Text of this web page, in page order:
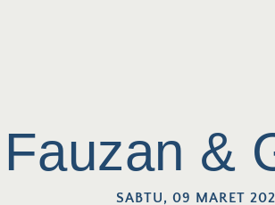
Fauzan &
SABTU, 09 MARET